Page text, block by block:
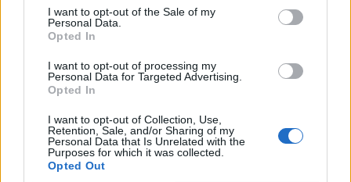
I want to opt-out of the Sale of my
Personal Data.
Opted In
I want to opt-out of processing my
Personal Data for Targeted Advertising.
Opted In
I want to opt-out of Collection, Use,
Retention, Sale, and/or Sharing of my
Personal Data that Is Unrelated with the
Purposes for which it was collected.
Opted Out
Were mal was anderes und jeder Spieler könnte dadurch mitwirken
und man würde sehen wieviele dafür und dagegen sind.
Gruß Smokie-Snake
9 Dezember 2013
☠ƊΞSTЯOYΞR☠gefällt dies.
_mckurt_
Die sollen alles so lassen wie es ist und bloß keine
Abstimmung.
Und hört auf hier endlich rumzuheulen, das Schiff gibts